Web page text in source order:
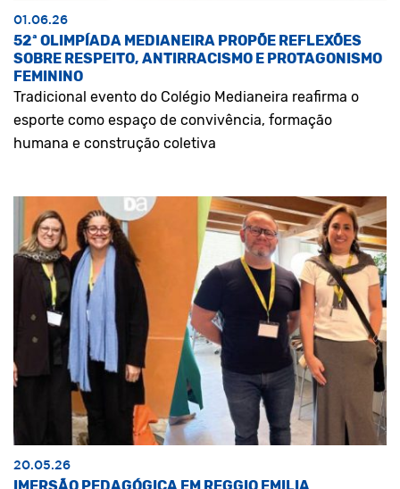
01.06.26
52ª OLIMPÍADA MEDIANEIRA PROPÕE REFLEXÕES
SOBRE RESPEITO, ANTIRRACISMO E PROTAGONISMO
FEMININO
Tradicional evento do Colégio Medianeira reafirma o
esporte como espaço de convivência, formação
humana e construção coletiva
20.05.26